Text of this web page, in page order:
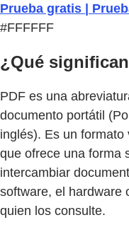
Prueba gratis |
#FFFFFF
¿Qué
PDF es una
documento portátil
inglés). Es un
que ofrece una forma
intercambiar
software, el hardware
quien los consulte.